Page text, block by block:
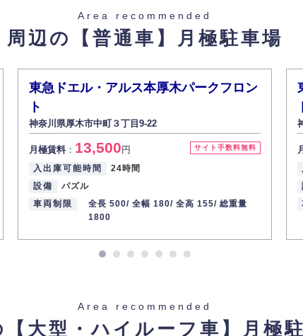
Area recommended
周辺の【普通車】 月極駐車場
東急ドエル・アルス本厚木パークフロン
ト
神奈川県厚木市中町３丁目9-22
サイト手数料無料
月極賃料： 13,500円
入出庫可能時間
24時間
設備
パズル
車両制限
全長 500/ 全幅 180/ 全高 155/ 総重量
1800
Area recommended
【大型・ハイルーフ車】 月極